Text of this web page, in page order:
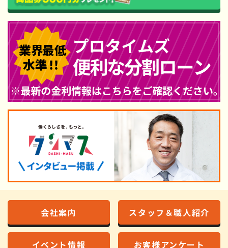
会社案内 スタッフ＆職人紹介
イベント情報 お客様アンケート